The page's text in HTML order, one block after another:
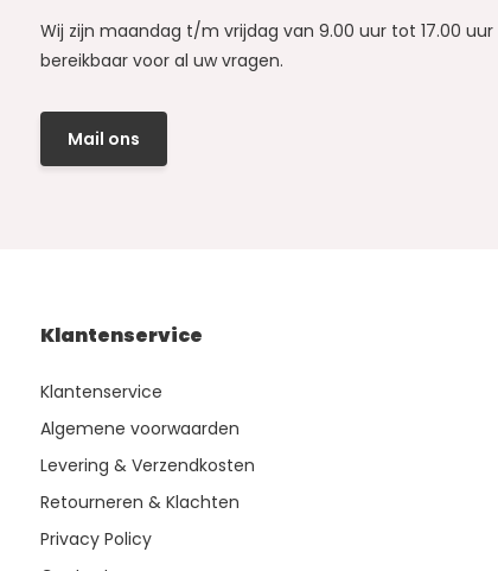
Wij zijn maandag t/m vrijdag van 9.00 uur tot 17.00 uur
bereikbaar voor al uw vragen.
Mail ons
Klantenservice
Klantenservice
Algemene voorwaarden
Levering & Verzendkosten
Retourneren & Klachten
Privacy Policy